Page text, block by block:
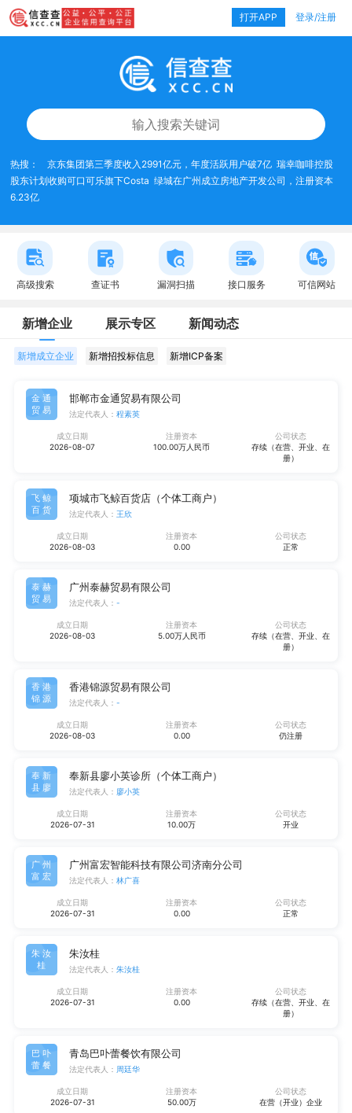
打开APP 登录/注册
热搜： 京东集团第三季度收入2991亿元，年度活跃用户破7亿 瑞幸咖啡控股
股东计划收购可口可乐旗下Costa 绿城在广州成立房地产开发公司，注册资本
6.23亿
高级搜索 查证书 漏洞扫描 接口服务 可信网站
新增企业 展示专区 新闻动态
新增成立企业 新增招投标信息 新增ICP备案
金通
贸易
邯郸市金通贸易有限公司
法定代表人： 程素英
成立日期
2026-08-07
注册资本
100.00万人民币
公司状态
存续（在营、开业、在
册）
飞鲸
百货
项城市飞鲸百货店（个体工商户）
法定代表人： 王欣
成立日期
2026-08-03
注册资本
0.00
公司状态
正常
泰赫
贸易
广州泰赫贸易有限公司
法定代表人： -
成立日期
2026-08-03
注册资本
5.00万人民币
公司状态
存续（在营、开业、在
册）
香港
锦源
香港锦源贸易有限公司
法定代表人： -
成立日期
2026-08-03
注册资本
0.00
公司状态
仍注册
奉新
县廖
奉新县廖小英诊所（个体工商户）
法定代表人： 廖小英
成立日期
2026-07-31
注册资本
10.00万
公司状态
开业
广州
富宏
广州富宏智能科技有限公司济南分公司
法定代表人： 林广喜
成立日期
2026-07-31
注册资本
0.00
公司状态
正常
朱汝
桂
朱汝桂
法定代表人： 朱汝桂
成立日期
2026-07-31
注册资本
0.00
公司状态
存续（在营、开业、在
册）
巴卟
蕾餐
青岛巴卟蕾餐饮有限公司
法定代表人： 周廷华
成立日期
2026-07-31
注册资本
50.00万
公司状态
在营（开业）企业